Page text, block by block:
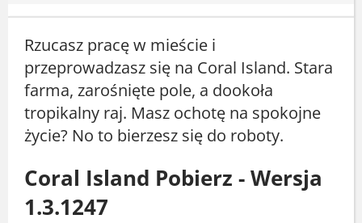
Rzucasz pracę w mieście i
przeprowadzasz się na Coral Island. Stara
farma, zarośnięte pole, a dookoła
tropikalny raj. Masz ochotę na spokojne
życie? No to bierzesz się do roboty.
Coral Island Pobierz - Wersja
1.3.1247